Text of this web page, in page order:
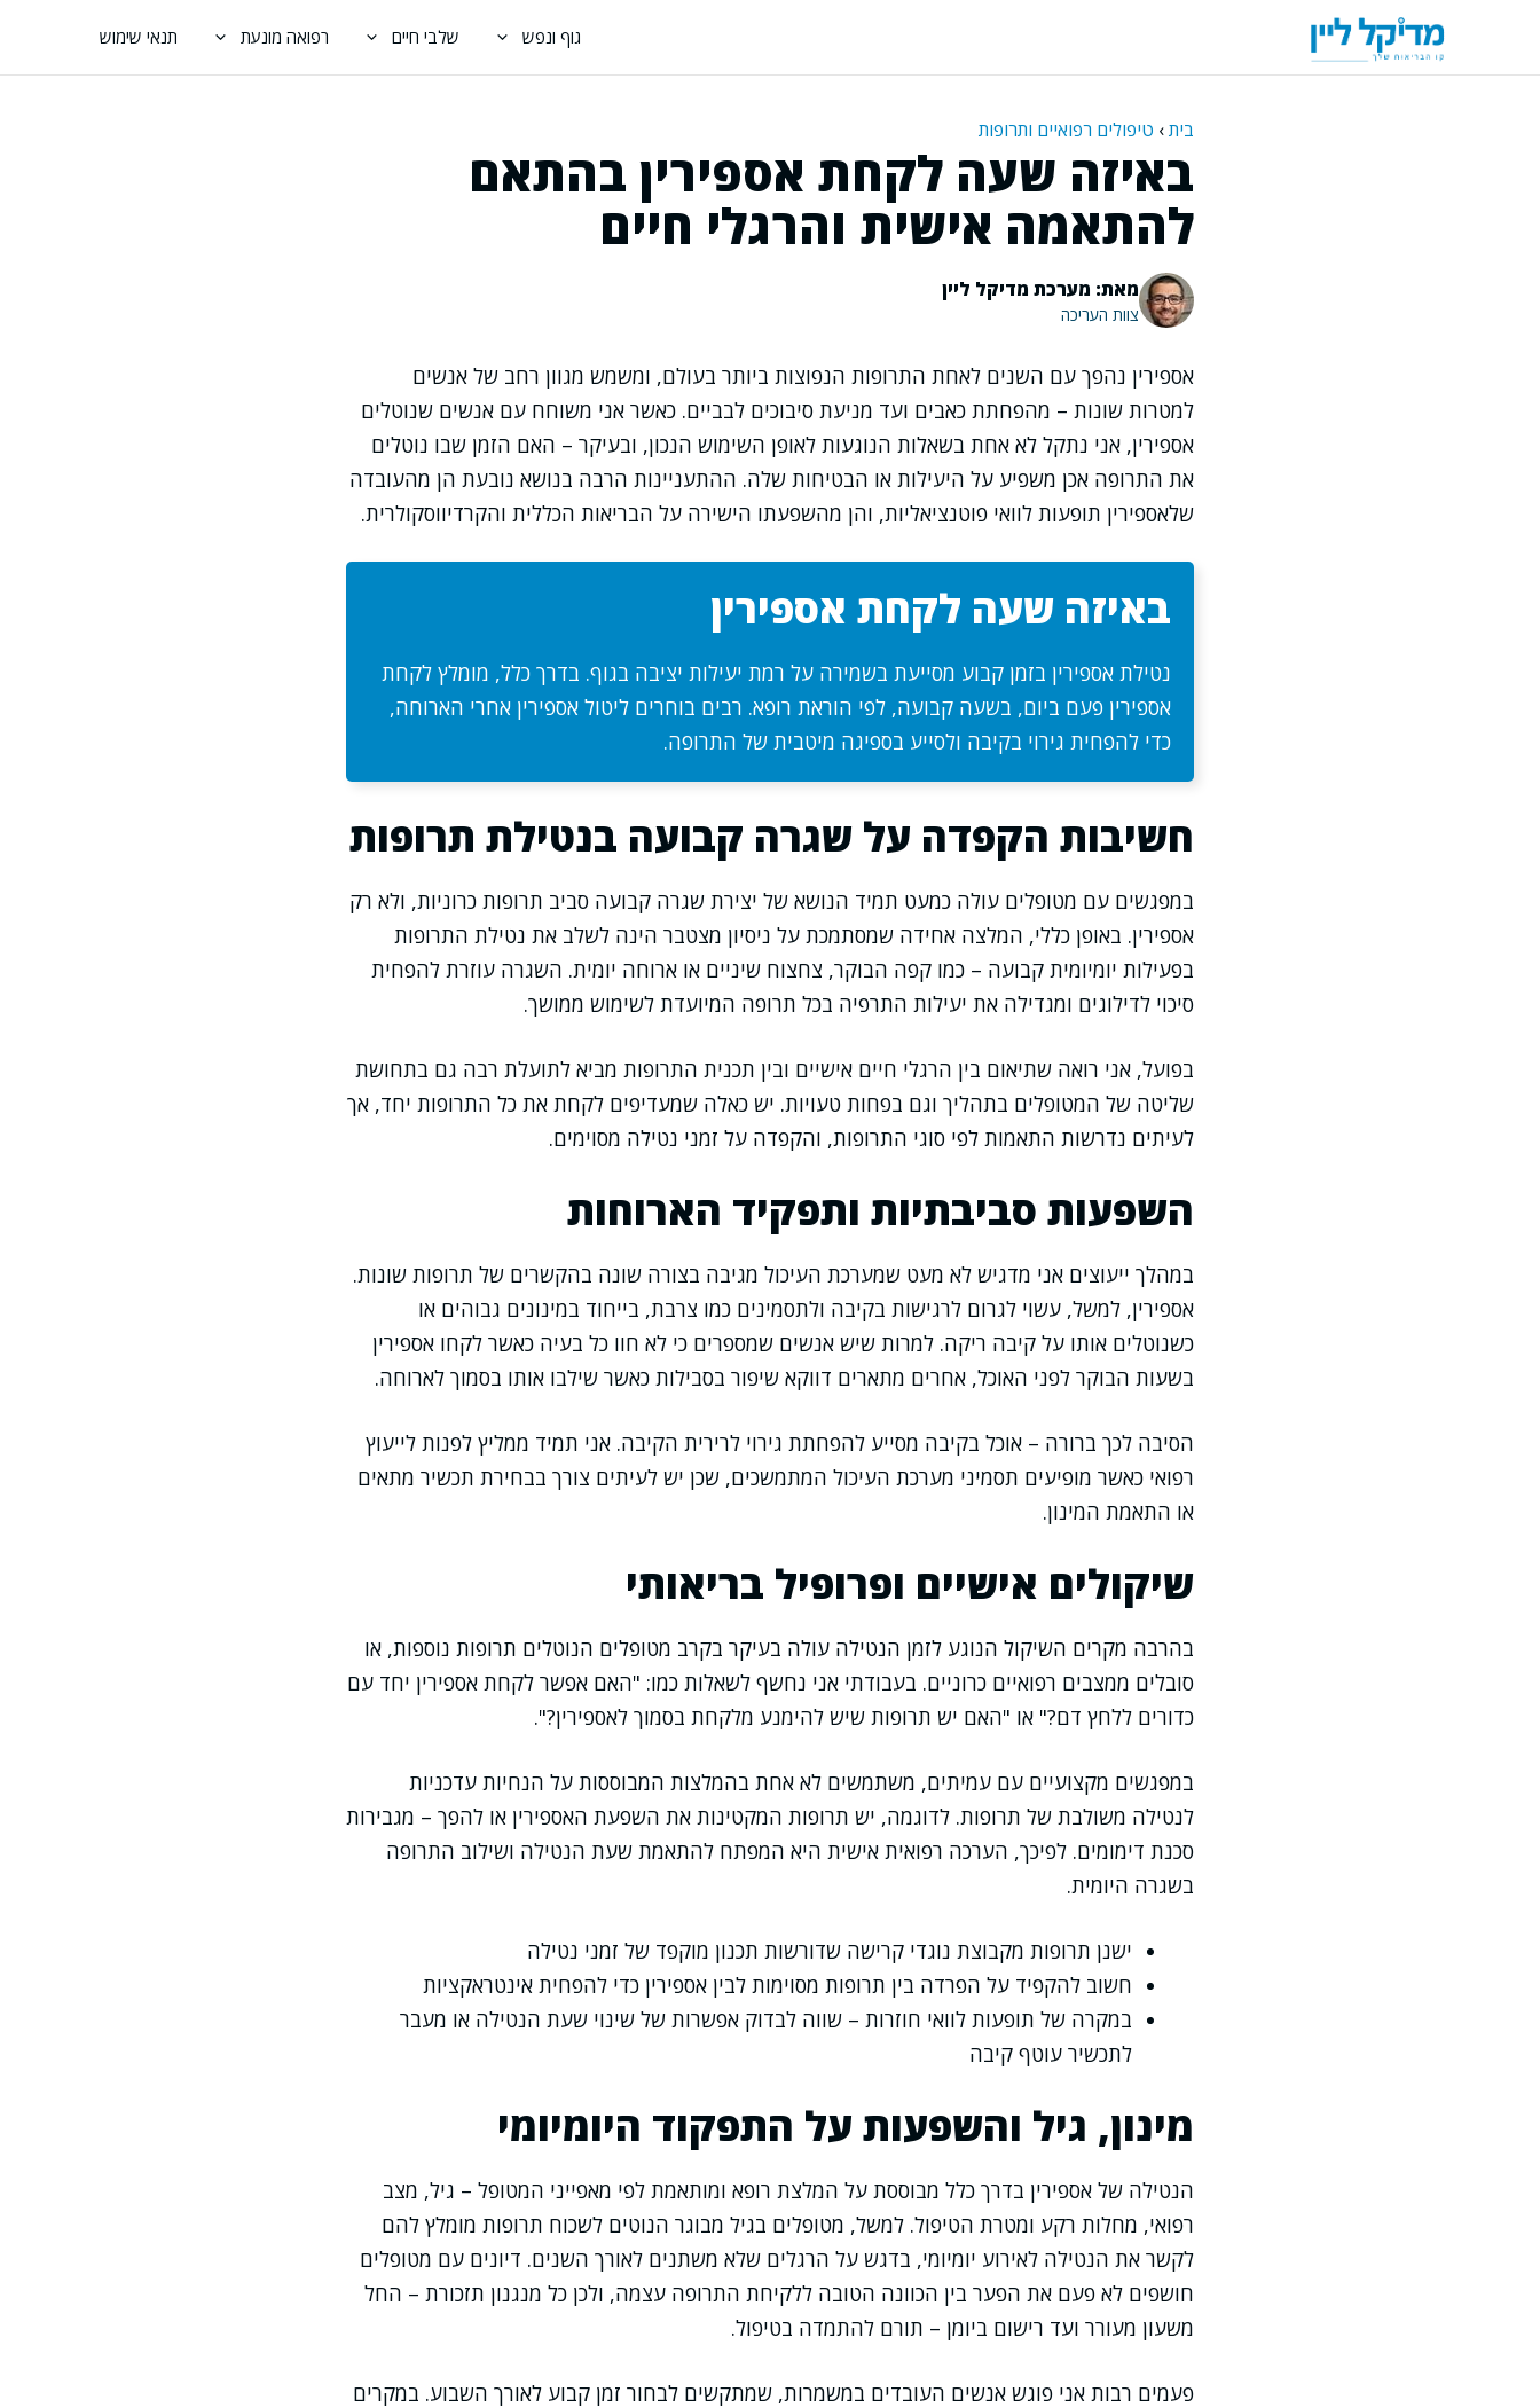
גוף ונפש שלבי חיים רפואה מונעת תנאי שימוש
בית› טיפולים רפואיים ותרופות
באיזה שעה לקחת אספירין בהתאם
להתאמה אישית והרגלי חיים
מאת: מערכת מדיקל ליין
צוות העריכה
אספירין נהפך עם השנים לאחת התרופות הנפוצות ביותר בעולם, ומשמש מגוון רחב של אנשים
למטרות שונות – מהפחתת כאבים ועד מניעת סיבוכים לבביים. כאשר אני משוחח עם אנשים שנוטלים
אספירין, אני נתקל לא אחת בשאלות הנוגעות לאופן השימוש הנכון, ובעיקר – האם הזמן שבו נוטלים
את התרופה אכן משפיע על היעילות או הבטיחות שלה. ההתעניינות הרבה בנושא נובעת הן מהעובדה
שלאספירין תופעות לוואי פוטנציאליות, והן מהשפעתו הישירה על הבריאות הכללית והקרדיווסקולרית.
באיזה שעה לקחת אספירין
נטילת אספירין בזמן קבוע מסייעת בשמירה על רמת יעילות יציבה בגוף. בדרך כלל, מומלץ לקחת
אספירין פעם ביום, בשעה קבועה, לפי הוראת רופא. רבים בוחרים ליטול אספירין אחרי הארוחה,
כדי להפחית גירוי בקיבה ולסייע בספיגה מיטבית של התרופה.
חשיבות הקפדה על שגרה קבועה בנטילת תרופות
במפגשים עם מטופלים עולה כמעט תמיד הנושא של יצירת שגרה קבועה סביב תרופות כרוניות, ולא רק
אספירין. באופן כללי, המלצה אחידה שמסתמכת על ניסיון מצטבר הינה לשלב את נטילת התרופות
בפעילות יומיומית קבועה – כמו קפה הבוקר, צחצוח שיניים או ארוחה יומית. השגרה עוזרת להפחית
סיכוי לדילוגים ומגדילה את יעילות התרפיה בכל תרופה המיועדת לשימוש ממושך.
בפועל, אני רואה שתיאום בין הרגלי חיים אישיים ובין תכנית התרופות מביא לתועלת רבה גם בתחושת
שליטה של המטופלים בתהליך וגם בפחות טעויות. יש כאלה שמעדיפים לקחת את כל התרופות יחד, אך
לעיתים נדרשות התאמות לפי סוגי התרופות, והקפדה על זמני נטילה מסוימים.
השפעות סביבתיות ותפקיד הארוחות
במהלך ייעוצים אני מדגיש לא מעט שמערכת העיכול מגיבה בצורה שונה בהקשרים של תרופות שונות.
אספירין, למשל, עשוי לגרום לרגישות בקיבה ולתסמינים כמו צרבת, בייחוד במינונים גבוהים או
כשנוטלים אותו על קיבה ריקה. למרות שיש אנשים שמספרים כי לא חוו כל בעיה כאשר לקחו אספירין
בשעות הבוקר לפני האוכל, אחרים מתארים דווקא שיפור בסבילות כאשר שילבו אותו בסמוך לארוחה.
הסיבה לכך ברורה – אוכל בקיבה מסייע להפחתת גירוי לרירית הקיבה. אני תמיד ממליץ לפנות לייעוץ
רפואי כאשר מופיעים תסמיני מערכת העיכול המתמשכים, שכן יש לעיתים צורך בבחירת תכשיר מתאים
או התאמת המינון.
שיקולים אישיים ופרופיל בריאותי
בהרבה מקרים השיקול הנוגע לזמן הנטילה עולה בעיקר בקרב מטופלים הנוטלים תרופות נוספות, או
סובלים ממצבים רפואיים כרוניים. בעבודתי אני נחשף לשאלות כמו: "האם אפשר לקחת אספירין יחד עם
כדורים ללחץ דם?" או "האם יש תרופות שיש להימנע מלקחת בסמוך לאספירין?".
במפגשים מקצועיים עם עמיתים, משתמשים לא אחת בהמלצות המבוססות על הנחיות עדכניות
לנטילה משולבת של תרופות. לדוגמה, יש תרופות המקטינות את השפעת האספירין או להפך – מגבירות
סכנת דימומים. לפיכך, הערכה רפואית אישית היא המפתח להתאמת שעת הנטילה ושילוב התרופה
בשגרה היומית.
ישנן תרופות מקבוצת נוגדי קרישה שדורשות תכנון מוקפד של זמני נטילה
חשוב להקפיד על הפרדה בין תרופות מסוימות לבין אספירין כדי להפחית אינטראקציות
במקרה של תופעות לוואי חוזרות – שווה לבדוק אפשרות של שינוי שעת הנטילה או מעבר
לתכשיר עוטף קיבה
מינון, גיל והשפעות על התפקוד היומיומי
הנטילה של אספירין בדרך כלל מבוססת על המלצת רופא ומותאמת לפי מאפייני המטופל – גיל, מצב
רפואי, מחלות רקע ומטרת הטיפול. למשל, מטופלים בגיל מבוגר הנוטים לשכוח תרופות מומלץ להם
לקשר את הנטילה לאירוע יומיומי, בדגש על הרגלים שלא משתנים לאורך השנים. דיונים עם מטופלים
חושפים לא פעם את הפער בין הכוונה הטובה ללקיחת התרופה עצמה, ולכן כל מנגנון תזכורת – החל
משעון מעורר ועד רישום ביומן – תורם להתמדה בטיפול.
פעמים רבות אני פוגש אנשים העובדים במשמרות, שמתקשים לבחור זמן קבוע לאורך השבוע. במקרים